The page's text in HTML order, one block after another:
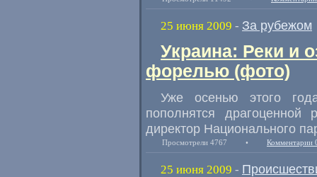
25 июня 2009 - За рубежом
Украина: Реки и
форелью (фото)
Уже осенью этого
пополнятся
директор Национального
Просмотрели 4767 • Комментарии
25 июня 2009 -